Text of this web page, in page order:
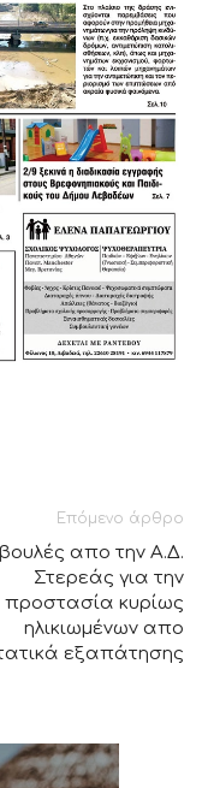
Επόμενο άρθρο
απο την Α.Δ.
Στερεάς για την
προστασία κυρίως
ηλικιωμένων απο
εξαπάτησης